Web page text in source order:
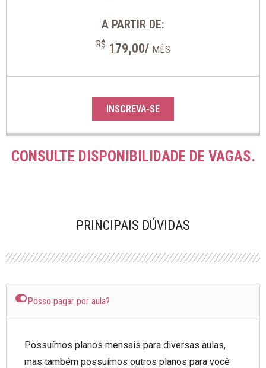
A PARTIR DE:
R$ 179,00/ MÊS
INSCREVA-SE
CONSULTE DISPONIBILIDADE DE VAGAS.
PRINCIPAIS DÚVIDAS
Posso pagar por aula?
Possuímos planos mensais para diversas aulas,
mas também possuímos outros planos para você